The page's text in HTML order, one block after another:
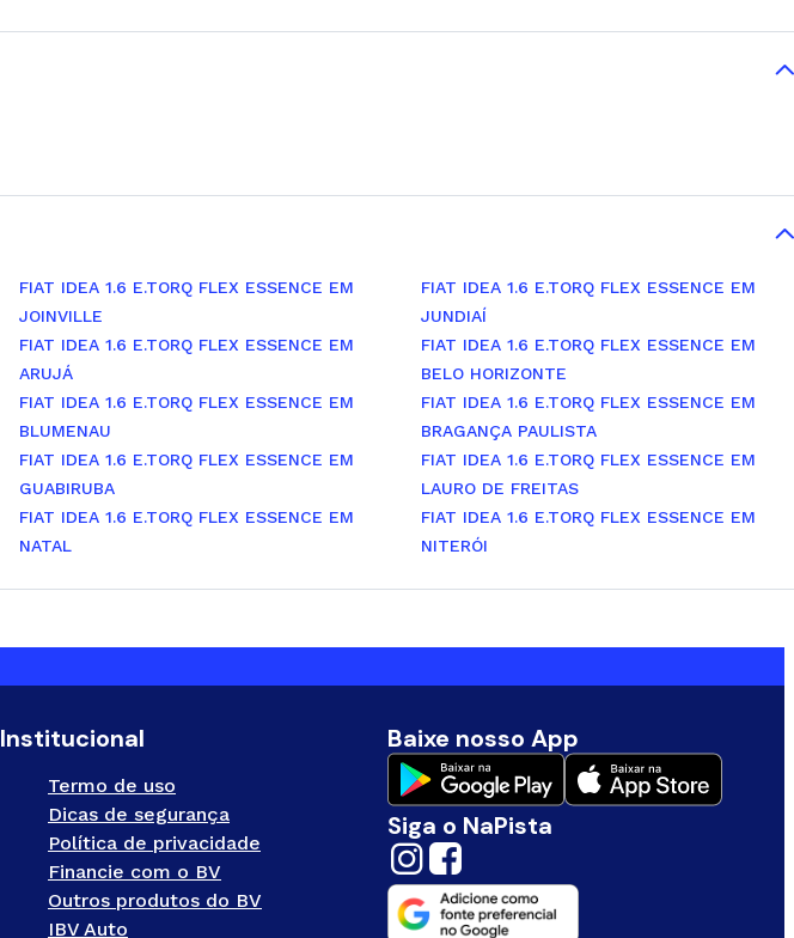
FIAT IDEA 1.6 E.TORQ FLEX ESSENCE EM
JOINVILLE
FIAT IDEA 1.6 E.TORQ FLEX ESSENCE EM
JUNDIAÍ
FIAT IDEA 1.6 E.TORQ FLEX ESSENCE EM
ARUJÁ
FIAT IDEA 1.6 E.TORQ FLEX ESSENCE EM
BELO HORIZONTE
FIAT IDEA 1.6 E.TORQ FLEX ESSENCE EM
BLUMENAU
FIAT IDEA 1.6 E.TORQ FLEX ESSENCE EM
BRAGANÇA PAULISTA
FIAT IDEA 1.6 E.TORQ FLEX ESSENCE EM
GUABIRUBA
FIAT IDEA 1.6 E.TORQ FLEX ESSENCE EM
LAURO DE FREITAS
FIAT IDEA 1.6 E.TORQ FLEX ESSENCE EM
NATAL
FIAT IDEA 1.6 E.TORQ FLEX ESSENCE EM
NITERÓI
Institucional
Termo de uso
Dicas de segurança
Política de privacidade
Financie com o BV
Outros produtos do BV
IBV Auto
Baixe nosso App
Siga o NaPista